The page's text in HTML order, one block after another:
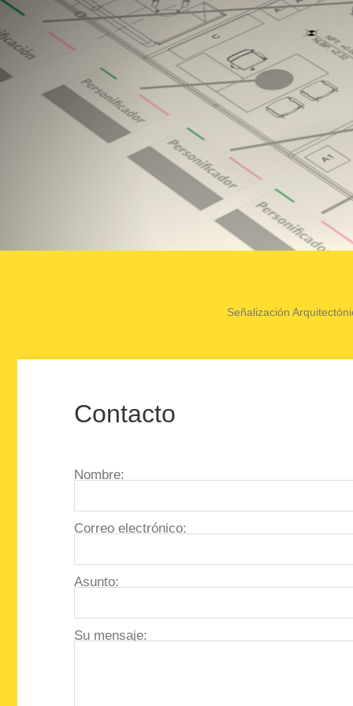
Señalización
Contacto
Nombre:
Correo electrónico:
Asunto:
Su mensaje: